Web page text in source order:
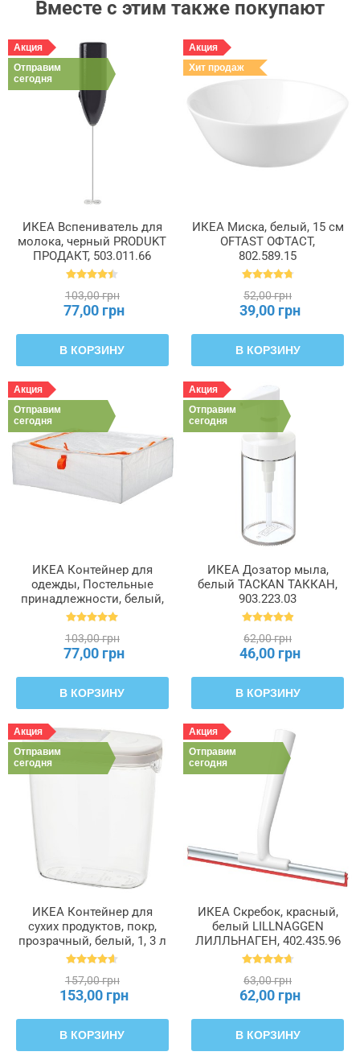
Вместе с этим также покупают
Акция
Отправим
сегодня
ИКЕА Вспениватель для
молока, черный PRODUKT
ПРОДАКТ, 503.011.66
103,00 грн
77,00 грн
В КОРЗИНУ
Акция
Хит продаж
ИКЕА Миска, белый, 15 см
OFTAST ОФТАСТ,
802.589.15
52,00 грн
39,00 грн
В КОРЗИНУ
Акция
Отправим
сегодня
ИКЕА Контейнер для
одежды, Постельные
принадлежности, белый,
55 x 49 x 19 см PÄRKLA
103,00 грн
77,00 грн
В КОРЗИНУ
Акция
Отправим
сегодня
ИКЕА Дозатор мыла,
белый TACKAN ТАККАН,
903.223.03
62,00 грн
46,00 грн
В КОРЗИНУ
Акция
Отправим
сегодня
ИКЕА Контейнер для
сухих продуктов, покр,
прозрачный, белый, 1, 3 л
IKEA 365+, 800.667.23
157,00 грн
153,00 грн
В КОРЗИНУ
Акция
Отправим
сегодня
ИКЕА Скребок, красный,
белый LILLNAGGEN
ЛИЛЛЬНАГЕН, 402.435.96
63,00 грн
62,00 грн
В КОРЗИНУ